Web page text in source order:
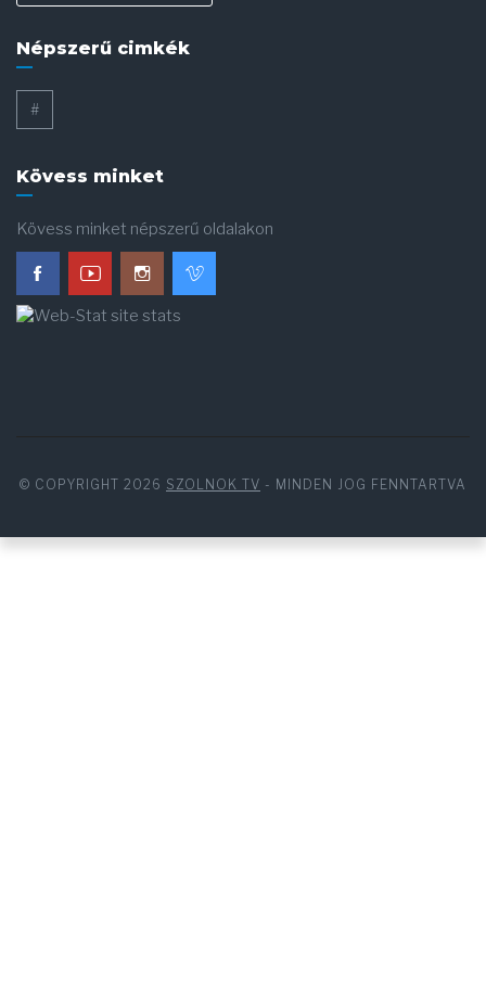
Népszerű cimkék
#
Kövess minket
Kövess minket népszerű oldalakon
© COPYRIGHT 2026 SZOLNOK TV - MINDEN JOG FENNTARTVA